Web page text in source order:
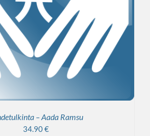
– Aada Ramsu
34.90€